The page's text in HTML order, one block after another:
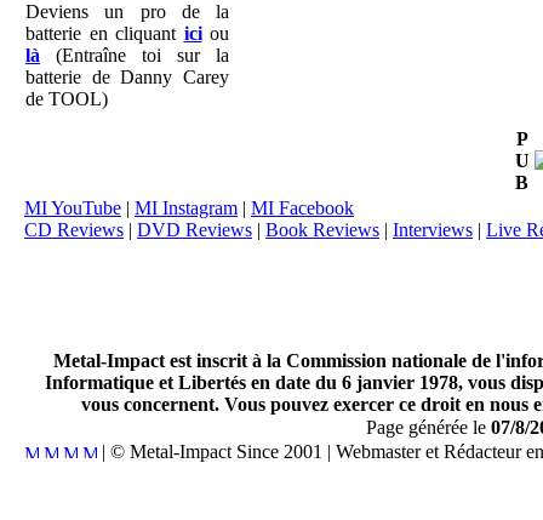
Deviens un pro de la
batterie en cliquant iciou
là (Entraîne toi sur la
batterie de Danny Carey
de TOOL)
P
U
B
MI YouTube | MI Instagram | MI Facebook
CD Reviews | DVD Reviews | Book Reviews | Interviews | Live
Metal-Impact est inscrit à la Commission nationale de
Informatique et Libertés en date du 6 janvier 1978, vous
vous concernent. Vous pouvez exercer ce droit en
Page générée le 07/8/
| © Metal-Impact Since 2001 | Webmaster et Rédacteur